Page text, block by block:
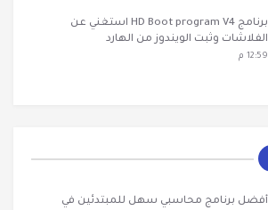
برنامج HD Boot program V4 استغني عن
الفلاشات وثبت الويندوز من الهارد
12:59 م
أفضل برنامج محاسبي سهل للمبتدئين في